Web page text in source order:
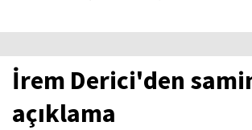
İrem Derici'den
açıklama